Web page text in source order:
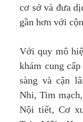
cơ sở và đưa
gần hơn với
Với quy mô
khám cung
sàng và cận
Nhi, Tim
Nội tiết, Cơ